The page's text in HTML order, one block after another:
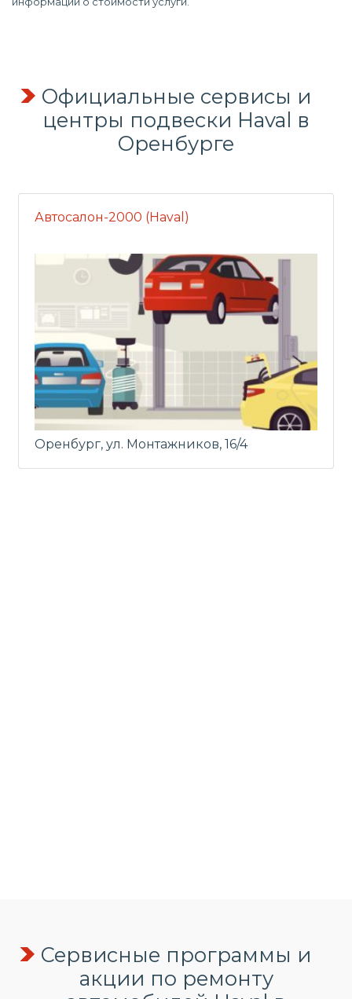
Официальные сервисы и
центры подвески Haval в
Оренбурге
Автосалон-2000 (Haval)
Оренбург, ул. Монтажников, 16/4
Сервисные программы и
акции по ремонту